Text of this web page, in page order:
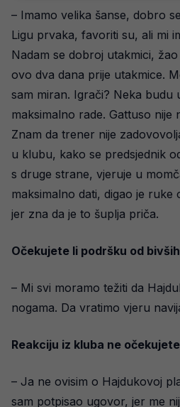
– Imamo velika šanse, dobro
Ligu prvaka, favoriti su, ali mi
Nadam se dobroj utakmici,
ovo dva dana prije utakmice.
sam miran. Igrači? Neka budu
maksimalno rade. Gattuso
Znam da trener nije
u klubu, kako se predsjednik
s druge strane, vjeruje u
maksimalno dati, digao je ruke
jer zna da je to šuplja priča.
Očekujete li podršku od
– Mi svi moramo težiti da
nogama. Da vratimo vjeru
Reakciju iz kluba ne
– Ja ne ovisim o Hajdukovoj
sam potpisao ugovor, jer me